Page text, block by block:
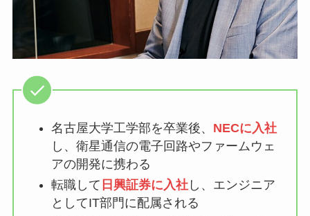
名古屋大学工学部を卒業後、 NECに入社
し、衛星通信の電子回路やファームウェ
アの開発に携わる
転職して 日興証券に入社し、エンジニア
としてIT部門に配属される